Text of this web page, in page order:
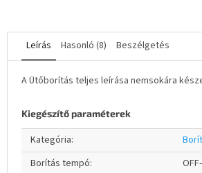
Leírás Hasonló (8) Beszélgetés
A Ütőborítás teljes leírása nemsokára
Kiegészítő paraméterek
Kategória:
Borítás tempó: